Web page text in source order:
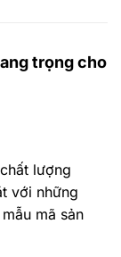
trọng cho
lượng
với những
mã sản